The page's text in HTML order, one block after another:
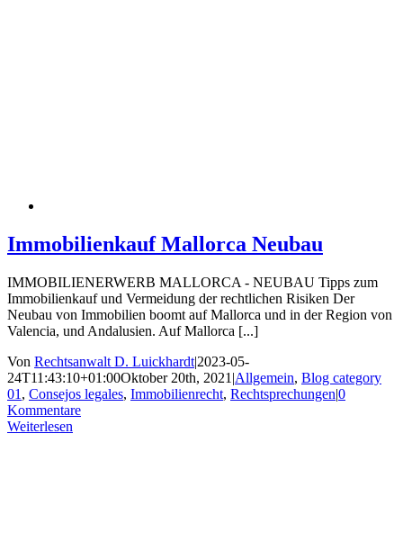
Immobilienkauf Mallorca Neubau
IMMOBILIENERWERB MALLORCA - NEUBAU Tipps zum
Immobilienkauf und Vermeidung der rechtlichen Risiken Der
Neubau von Immobilien boomt auf Mallorca und in der Region von
Valencia, und Andalusien. Auf Mallorca [...]
Von Rechtsanwalt D. Luickhardt|2023-05-
24T11:43:10+01:00Oktober 20th, 2021 |Allgemein, Blog category
01 , Consejos legales, Immobilienrecht, Rechtsprechungen|0
Kommentare
Weiterlesen